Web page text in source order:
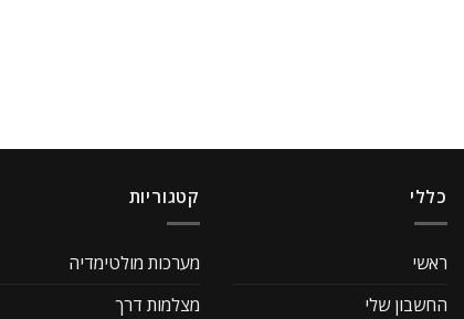
כללי
ראשי
החשבון שלי
קטגוריות
מערכות מולטימדיה
מצלמות דרך